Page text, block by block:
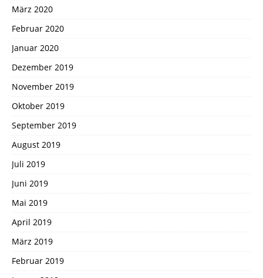
März 2020
Februar 2020
Januar 2020
Dezember 2019
November 2019
Oktober 2019
September 2019
August 2019
Juli 2019
Juni 2019
Mai 2019
April 2019
März 2019
Februar 2019